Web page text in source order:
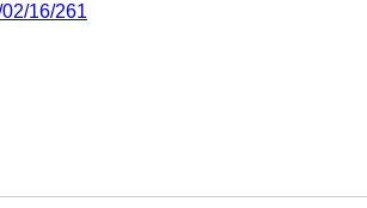
16/261